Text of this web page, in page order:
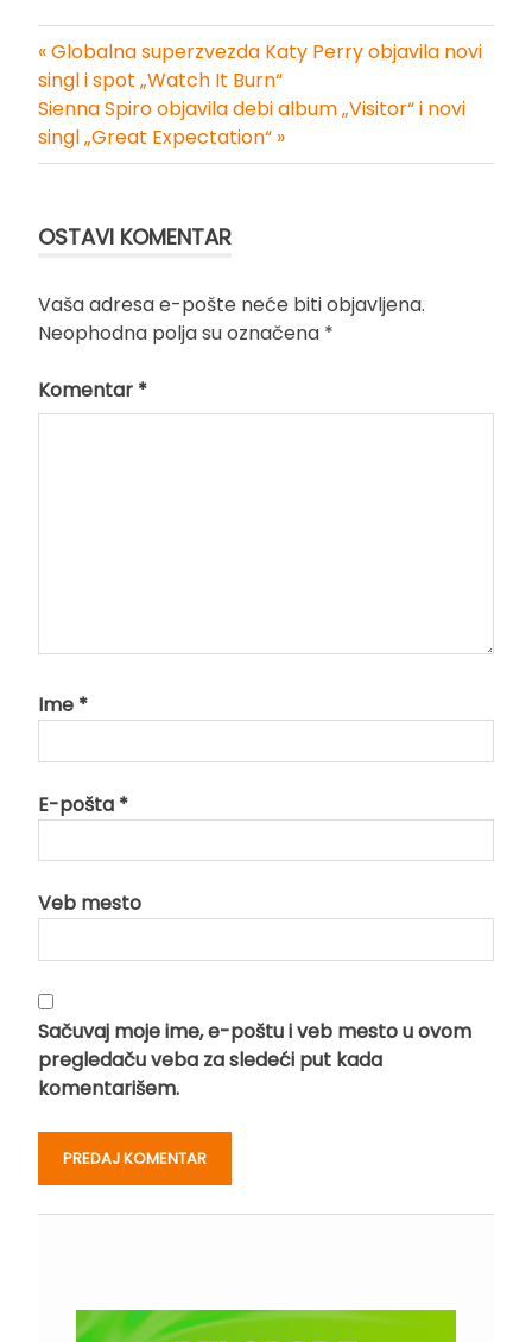
Kretanje
članka
« Globalna superzvezda Katy Perry objavila novi
singl i spot „Watch It Burn“
Sienna Spiro objavila debi album „Visitor“ i novi
singl „Great Expectation“ »
OSTAVI KOMENTAR
Vaša adresa e-pošte neće biti objavljena.
Neophodna polja su označena *
Komentar *
Ime *
E-pošta *
Veb mesto
Sačuvaj moje ime, e-poštu i veb mesto u ovom
pregledaču veba za sledeći put kada
komentarišem.